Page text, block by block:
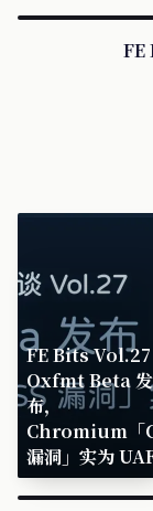
FE
FE Bits Vol.27
Oxfmt Beta 发
布，
Chromium「
漏洞」实为